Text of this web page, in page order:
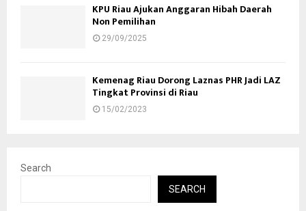
KPU Riau Ajukan Anggaran Hibah Daerah
Non Pemilihan
29/09/2025
Kemenag Riau Dorong Laznas PHR Jadi LAZ
Tingkat Provinsi di Riau
15/02/2023
Search
SEARCH